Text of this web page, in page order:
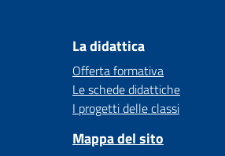
La didattica
Offerta formativa
Le schede didattiche
I progetti delle classi
Mappa del sito